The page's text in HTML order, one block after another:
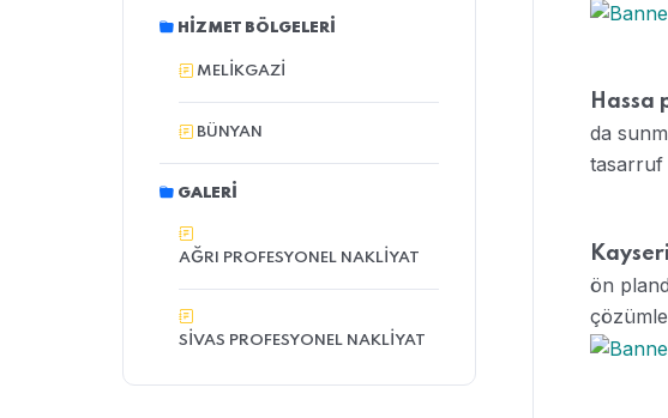
Hassa
da
tasarruf
ön
HIZMET BÖLGELERI
MELIKGAZI
BÜNYAN
GALERI
AĞRI PROFESYONEL NAKLIYAT
SIVAS PROFESYONEL NAKLIYAT